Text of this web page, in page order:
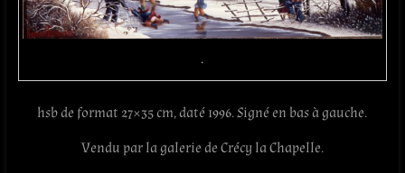
.
hsb de format 27×35 cm, daté 1996. Signé en bas à gauche.
Vendu par la galerie de Crécy la Chapelle.